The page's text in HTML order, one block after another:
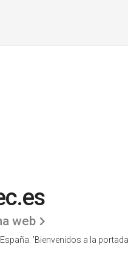
web
'Bienvenidos a la